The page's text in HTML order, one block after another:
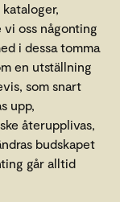
oss någonting
i dessa tomma
en utställning
som snart
upp,
återupplivas,
budskapet
går alltid